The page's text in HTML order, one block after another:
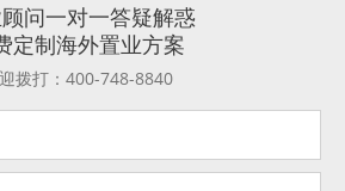
问一对一答疑解惑
定制海外置业方案
拨打：400-748-8840